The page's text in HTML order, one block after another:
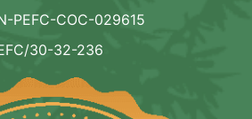
PEFC-COC-029615
30-32-236